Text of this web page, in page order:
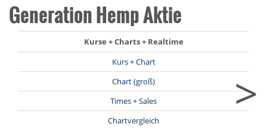
Generation Hemp Aktie
Kurse + Charts + Realtime
Kurs + Chart
Chart (groß)
Times + Sales
Chartvergleich
>